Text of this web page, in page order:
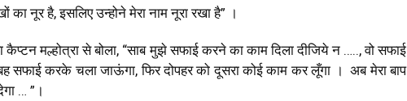
का नूर है, इसलिए उन्होने मेरा नाम नूरा रखा है” ।
कैप्टन मल्होत्रा से बोला, “साब मुझे सफाई करने का काम दिला दीजिये न …..,वो सफाई
सफाई करके चला जाऊंगा, फिर दोपहर को दूसरा कोई काम कर लूँगा । अब मेरा बाप
… ”।